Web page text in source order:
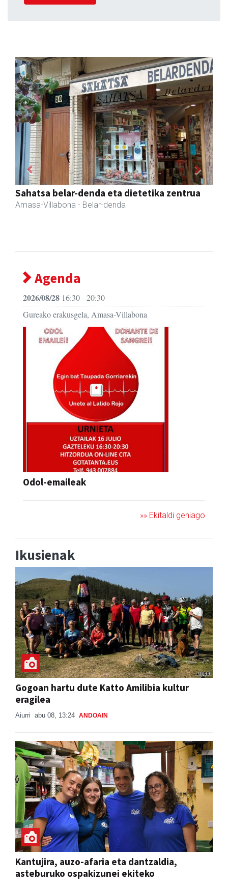
Akam espazioa
Amasa-Villabona - Arropa-dendak
Previous Next
Agenda
2026/08/28 16:30 - 20:30
Gureako erakusgela, Amasa-Villabona
Odol-emaileak
»» Ekitaldi gehiago
Ikusienak
Gogoan hartu dute Katto Amilibia kultur
eragilea
Aiurri abu 08, 13:24 ANDOAIN
Kantujira, auzo-afaria eta dantzaldia,
asteburuko ospakizunei ekiteko